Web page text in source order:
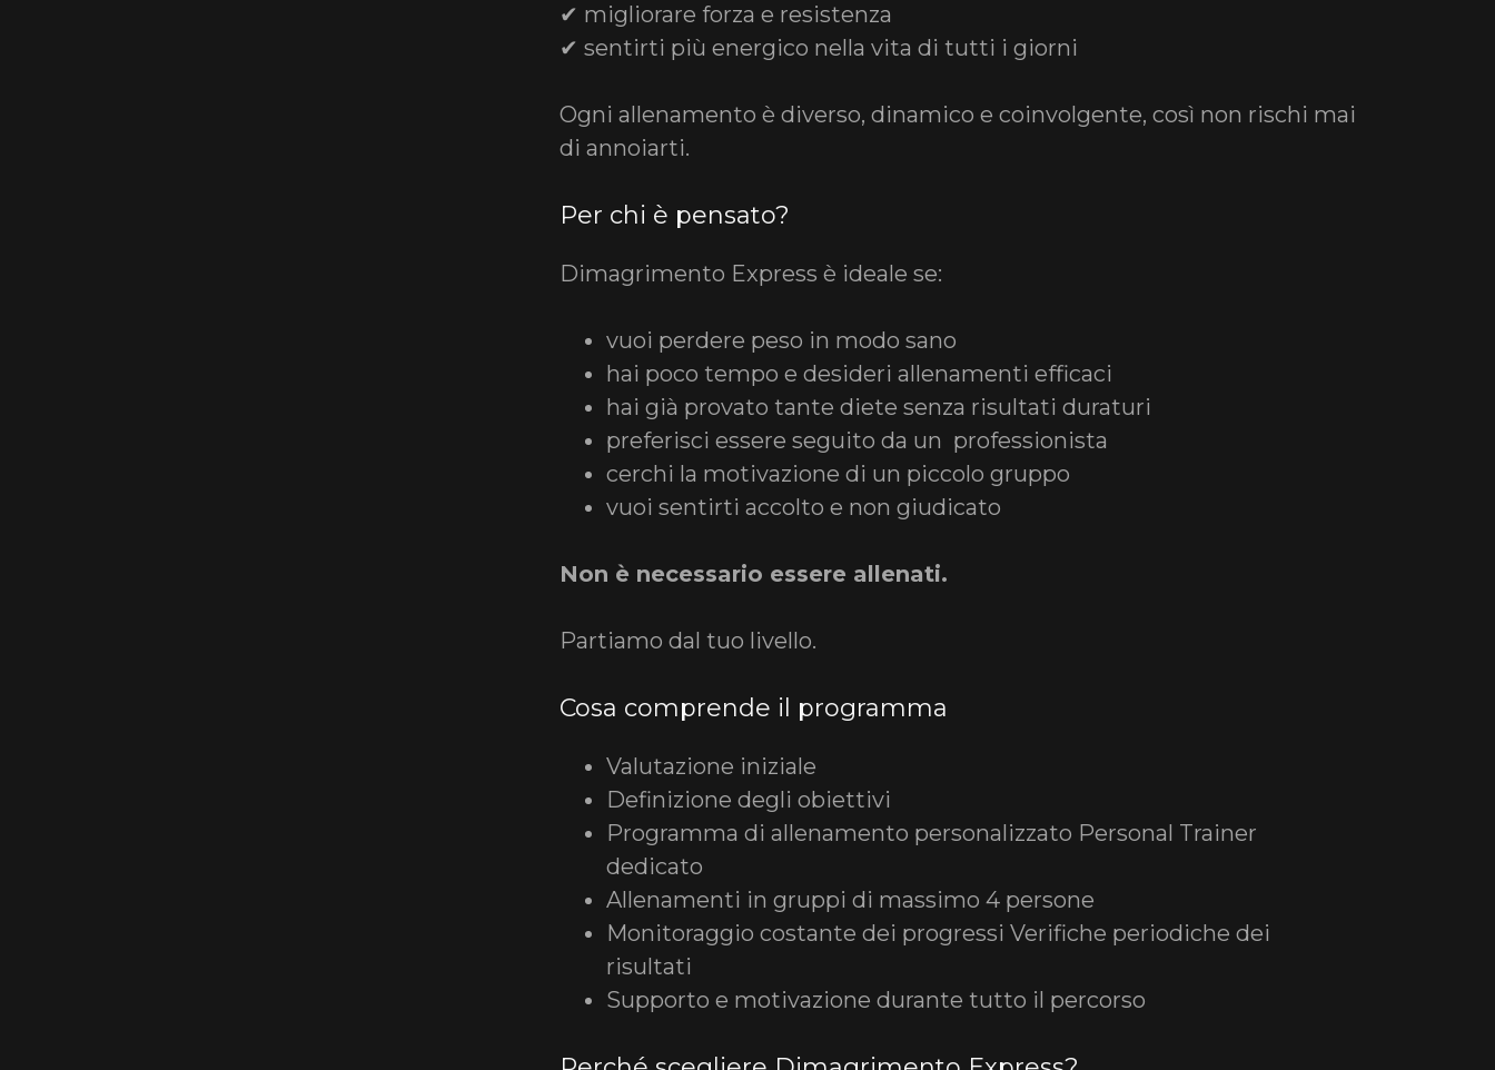
✔ migliorare forza e resistenza
✔ sentirti più energico nella vita di tutti i giorni
Ogni allenamento è diverso, dinamico e coinvolgente, così non rischi mai
di annoiarti.
Per chi è pensato?
Dimagrimento Express è ideale se:
vuoi perdere peso in modo sano
hai poco tempo e desideri allenamenti efficaci
hai già provato tante diete senza risultati duraturi
preferisci essere seguito da un professionista
cerchi la motivazione di un piccolo gruppo
vuoi sentirti accolto e non giudicato
Non è necessario essere allenati.
Partiamo dal tuo livello.
Cosa comprende il programma
Valutazione iniziale
Definizione degli obiettivi
Programma di allenamento personalizzato Personal Trainer
dedicato
Allenamenti in gruppi di massimo 4 persone
Monitoraggio costante dei progressi Verifiche periodiche dei
risultati
Supporto e motivazione durante tutto il percorso